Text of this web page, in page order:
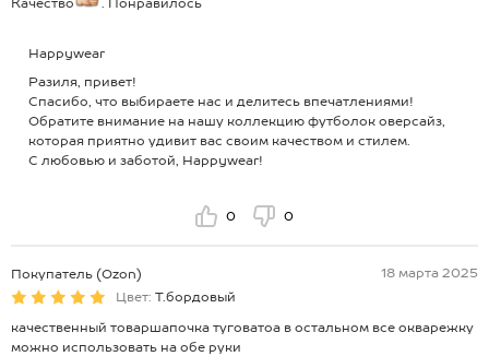
Качество . Понравилось
Happywear
Разиля, привет!
Спасибо, что выбираете нас и делитесь впечатлениями!
Обратите внимание на нашу коллекцию футболок оверсайз,
которая приятно удивит вас своим качеством и стилем.
С любовью и заботой, Happywear!
0 0
Покупатель (Ozon)
18 марта 2025
Цвет: Т.бордовый
качественный товаршапочка туговатоа в остальном все окварежку
можно использовать на обе руки